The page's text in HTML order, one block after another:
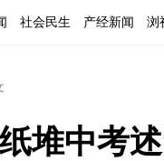
社会民生 产经新闻 浏
堆中考